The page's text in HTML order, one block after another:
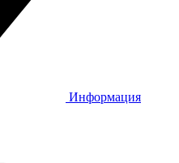
Информация